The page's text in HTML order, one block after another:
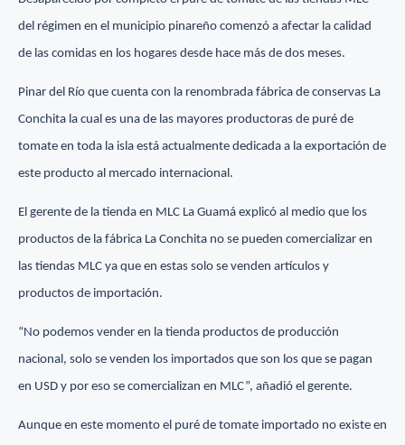
del régimen en el municipio pinareño comenzó a afectar la calidad
de las comidas en los hogares desde hace más de dos meses.
Pinar del Río que cuenta con la renombrada fábrica de conservas La
Conchita la cual es una de las mayores productoras de puré de
tomate en toda la isla está actualmente dedicada a la exportación de
este producto al mercado internacional.
El gerente de la tienda en MLC La Guamá explicó al medio que los
productos de la fábrica La Conchita no se pueden comercializar en
las tiendas MLC ya que en estas solo se venden artículos y
productos de importación.
“No podemos vender en la tienda productos de producción
nacional, solo se venden los importados que son los que se pagan
en USD y por eso se comercializan en MLC”, añadió el gerente.
Aunque en este momento el puré de tomate importado no existe en